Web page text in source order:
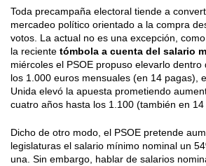
Toda precampaña electoral tiende a
mercadeo político orientado a la compra
votos. La actual no es una excepción,
la reciente tómbola a cuenta del salario
miércoles el PSOE propuso elevarlo
los 1.000 euros mensuales (en 14 pagas),
Unida elevó la apuesta prometiendo
cuatro años hasta los 1.100 (también en 14
Dicho de otro modo, el PSOE pretende
legislaturas el salario mínimo nominal un
una. Sin embargo, hablar de salarios